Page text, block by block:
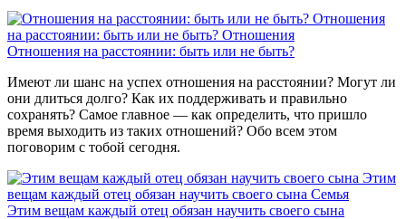
Отношения
на расстоянии: быть или не быть? Отношения
Отношения на расстоянии: быть или не быть?
Имеют ли шанс на успех отношения на расстоянии? Могут ли
они длиться долго? Как их поддерживать и правильно
сохранять? Самое главное — как определить, что пришло
время выходить из таких отношений? Обо всем этом
поговорим с тобой сегодня.
Этим
вещам каждый отец обязан научить своего сына Семья
Этим вещам каждый отец обязан научить своего сына